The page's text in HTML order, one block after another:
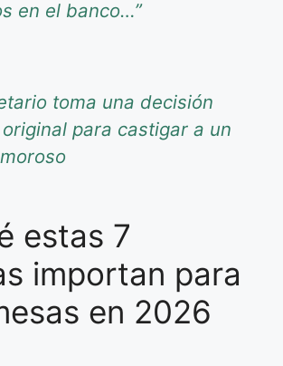
en el banco…”
toma una decisión
para castigar a un
estas 7
importan para
en 2026